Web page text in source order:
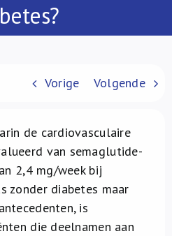
Vorige Volgende
de cardiovasculaire
van semaglutide-
2,4 mg/week bij
zonder diabetes maar
is
die deelnamen aan